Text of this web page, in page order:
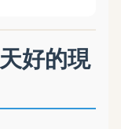
好的現